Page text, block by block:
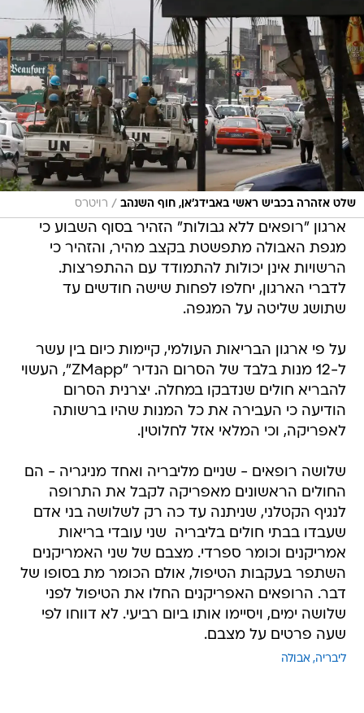
שלט אזהרה בכביש ראשי באבידג'אן, חוף השנהב / רויטרס
ארגון "רופאים ללא גבולות" הזהיר בסוף השבוע כי
מגפת האבולה מתפשטת בקצב מהיר, והזהיר כי
הרשויות אינן יכולות להתמודד עם ההתפרצות.
לדברי הארגון, יחלפו לפחות שישה חודשים עד
שתושג שליטה על המגפה.
על פי ארגון הבריאות העולמי, קיימות כיום בין עשר
ל-12 מנות בלבד של הסרום הנדיר "ZMapp", העשוי
להבריא חולים שנדבקו במחלה. יצרנית הסרום
הודיעה כי העבירה את כל המנות שהיו ברשותה
לאפריקה, וכי המלאי אזל לחלוטין.
שלושה רופאים - שניים מליבריה ואחד מניגריה - הם
החולים הראשונים מאפריקה לקבל את התרופה
לנגיף הקטלני, שניתנה עד כה רק לשלושה בני אדם
שעבדו בבתי חולים בליבריה  שני עובדי בריאות
אמריקנים וכומר ספרדי. מצבם של שני האמריקנים
השתפר בעקבות הטיפול, אולם הכומר מת בסופו של
דבר. הרופאים האפריקנים החלו את הטיפול לפני
שלושה ימים, ויסיימו אותו ביום רביעי. לא דווחו לפי
שעה פרטים על מצבם.
ליבריה אבולה